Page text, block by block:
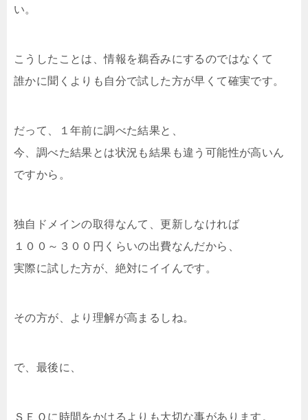
い。
こうしたことは、情報を鵜呑みにするのではなくて
誰かに聞くよりも自分で試した方が早くて確実です。
だって、１年前に調べた結果と、
今、調べた結果とは状況も結果も違う可能性が高いん
ですから。
独自ドメインの取得なんて、更新しなければ
１００～３００円くらいの出費なんだから、
実際に試した方が、絶対にイイんです。
その方が、より理解が高まるしね。
で、最後に、
ＳＥＯに時間をかけるよりも大切な事があります。